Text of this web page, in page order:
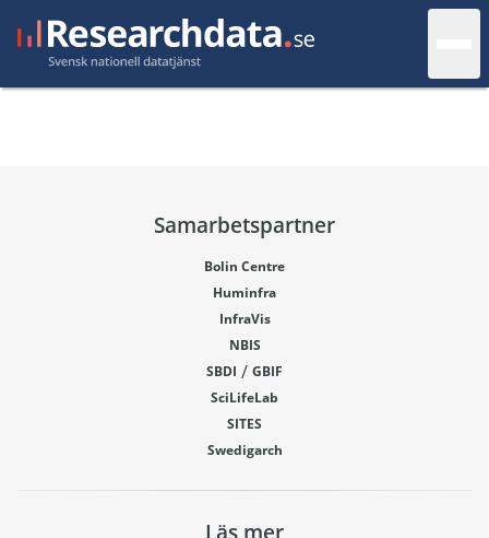
Samarbetspartner
Bolin Centre
Huminfra
InfraVis
NBIS
SBDI / GBIF
SciLifeLab
SITES
Swedigarch
Läs mer